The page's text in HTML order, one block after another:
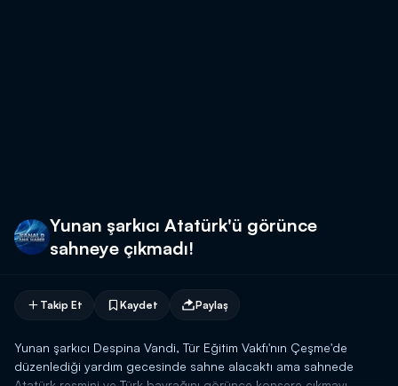
Yunan şarkıcı Atatürk'ü görünce
sahneye çıkmadı!
Takip Et Kaydet Paylaş
Yunan şarkıcı Despina Vandi, Tür Eğitim Vakfı'nın Çeşme'de
düzenlediği yardım gecesinde sahne alacaktı ama sahnede